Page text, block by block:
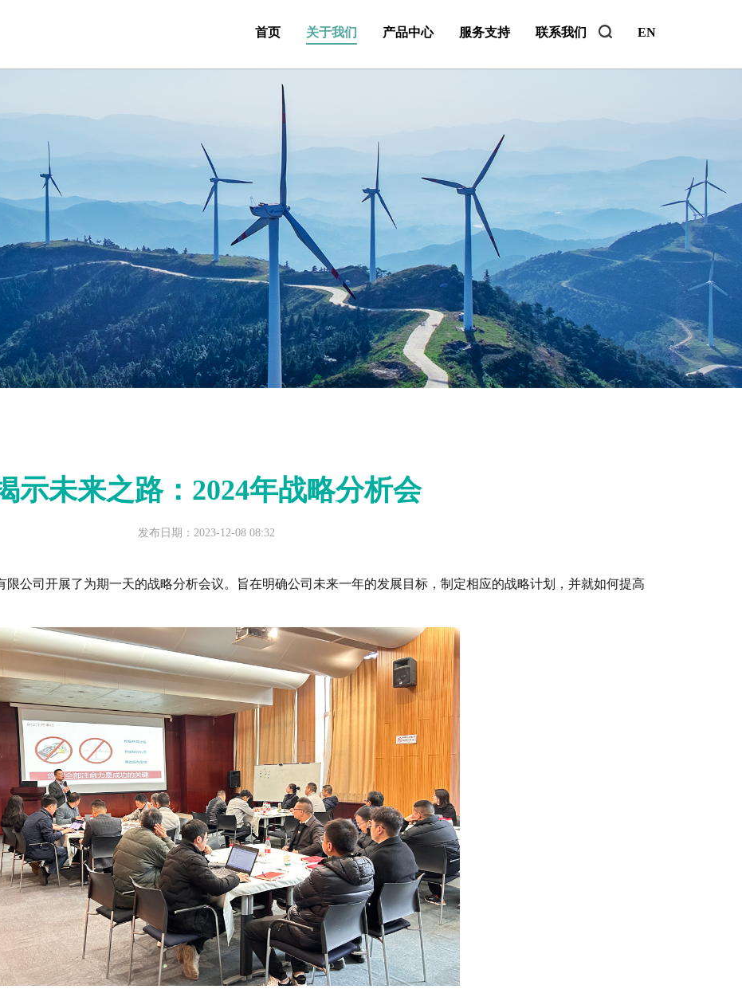
首页 关于我们 产品中心 服务支持 联系我们 EN
示未来之路：2024年战略分析会
发布日期：2023-12-08 08:32
限公司开展了为期一天的战略分析会议。 旨在明确公司未来一年的发展目标，制定相应的战略计划，并就如何提高